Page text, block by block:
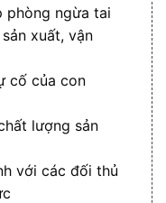
phòng ngừa tai
xuất, vận
cố của con
lượng sản
với các đối thủ